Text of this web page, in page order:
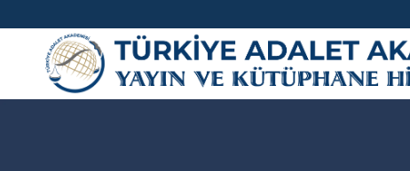
TÜRKİYE ADALET